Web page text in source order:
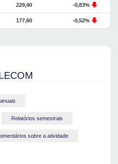
229,40 -0,83%
177,60 -0,52%
Relatórios semestrais
sobre a atividade